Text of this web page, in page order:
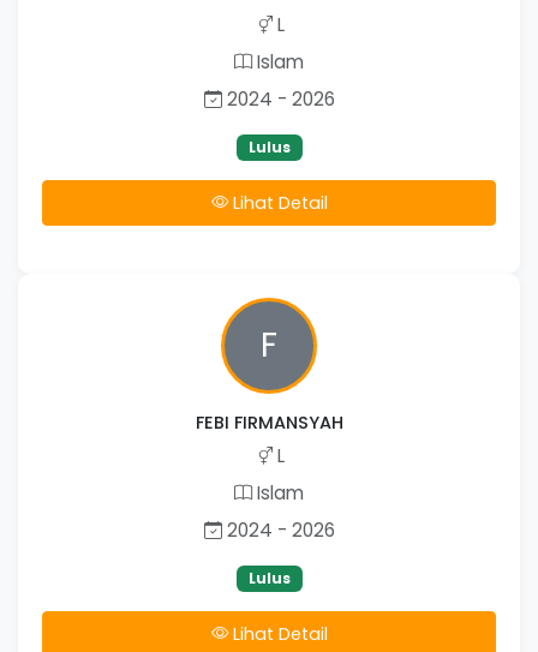
L
Islam
2024 - 2026
Lulus
Lihat Detail
F
FEBI FIRMANSYAH
L
Islam
2024 - 2026
Lulus
Lihat Detail